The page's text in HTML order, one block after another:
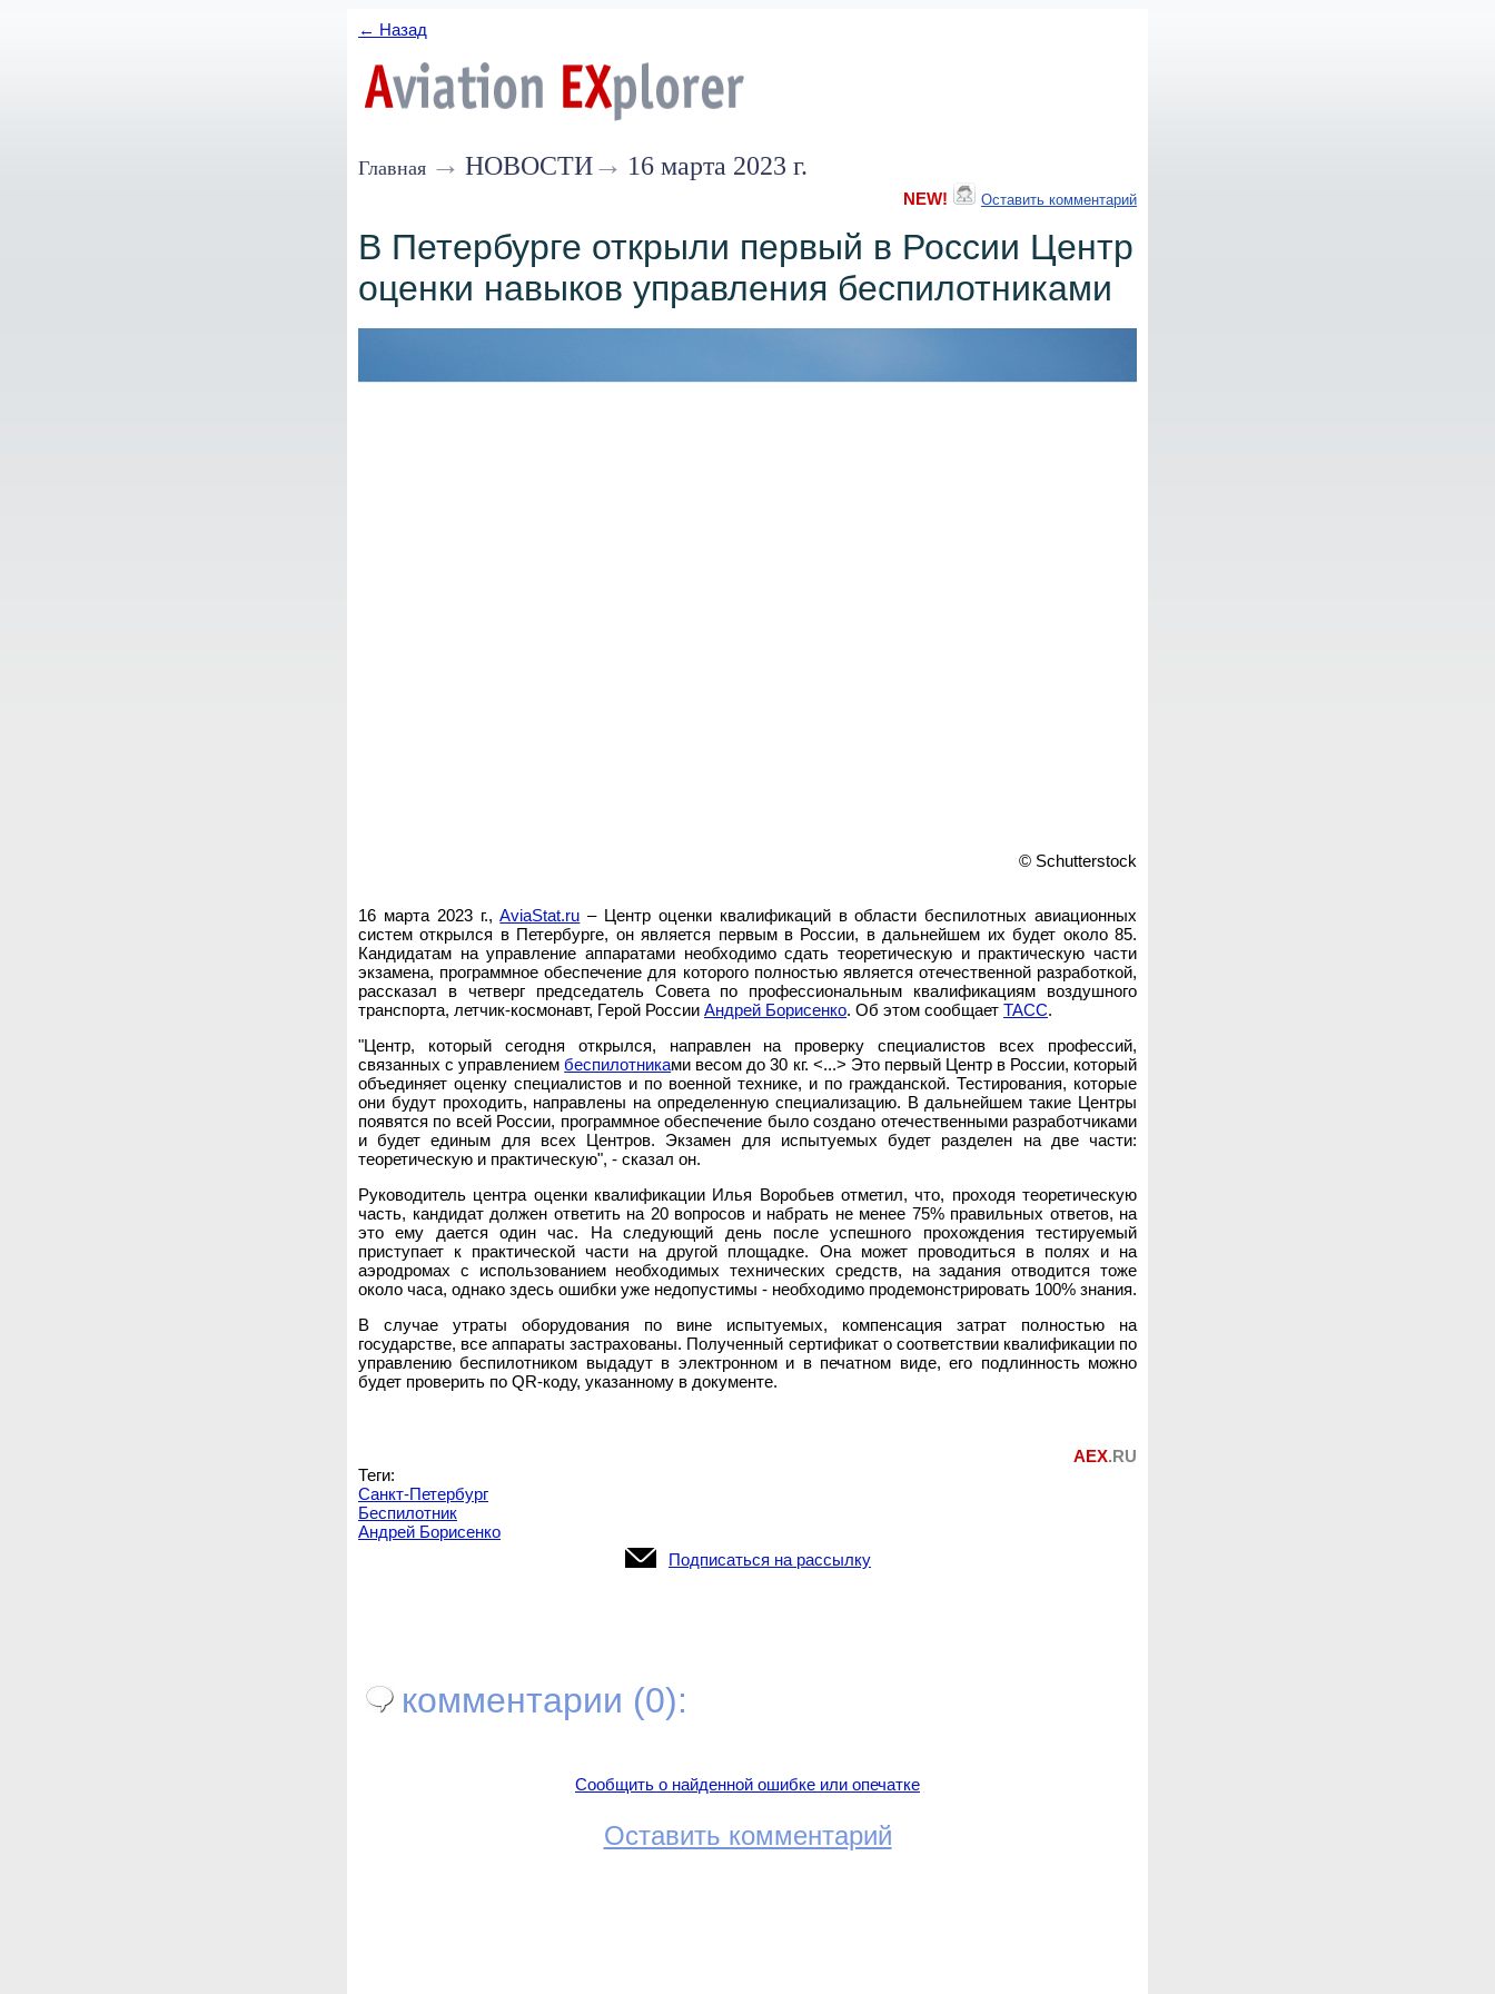
← Назад
Главная → НОВОСТИ→ 16 марта 2023 г.
NEW! Оставить комментарий
В Петербурге открыли первый в России Центр
оценки навыков управления беспилотниками
© Schutterstock
16 марта 2023 г.,AviaStat.ru – Центр оценки квалификаций в области беспилотных авиационных
систем открылся в Петербурге, он является первым в России, в дальнейшем их будет около 85.
Кандидатам на управление аппаратами необходимо сдать теоретическую и практическую части
экзамена, программное обеспечение для которого полностью является отечественной разработкой,
рассказал в четверг председатель Совета по профессиональным квалификациям воздушного
транспорта, летчик-космонавт, Герой России Андрей Борисенко. Об этом сообщает ТАСС.
"Центр, который сегодня открылся, направлен на проверку специалистов всех профессий,
связанных с управлениембеспилотниками весом до 30 кг. <...> Это первый Центр в России, который
объединяет оценку специалистов и по военной технике, и по гражданской. Тестирования, которые
они будут проходить, направлены на определенную специализацию. В дальнейшем такие Центры
появятся по всей России, программное обеспечение было создано отечественными разработчиками
и будет единым для всех Центров. Экзамен для испытуемых будет разделен на две части:
теоретическую и практическую", - сказал он.
Руководитель центра оценки квалификации Илья Воробьев отметил, что, проходя теоретическую
часть, кандидат должен ответить на 20 вопросов и набрать не менее 75% правильных ответов, на
это ему дается один час. На следующий день после успешного прохождения тестируемый
приступает к практической части на другой площадке. Она может проводиться в полях и на
аэродромах с использованием необходимых технических средств, на задания отводится тоже
около часа, однако здесь ошибки уже недопустимы - необходимо продемонстрировать 100% знания.
В случае утраты оборудования по вине испытуемых, компенсация затрат полностью на
государстве, все аппараты застрахованы. Полученный сертификат о соответствии квалификации по
управлению беспилотником выдадут в электронном и в печатном виде, его подлинность можно
будет проверить по QR-коду, указанному в документе.
AEX.RU
Теги:
Санкт-Петербург
Беспилотник
Андрей Борисенко
Подписаться на рассылку
комментарии (0):
Сообщить о найденной ошибке или опечатке
Оставить комментарий